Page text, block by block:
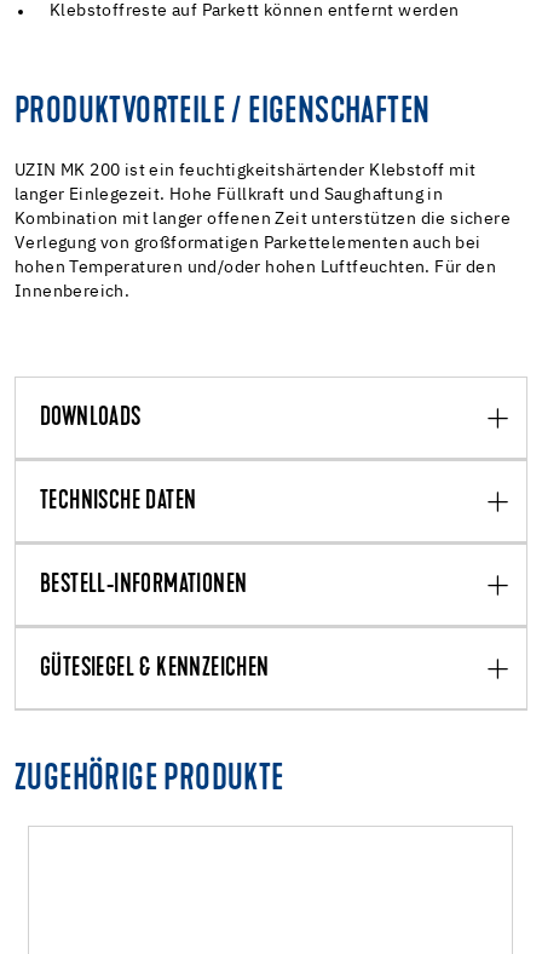
Klebstoffreste auf Parkett können entfernt werden
PRODUKTVORTEILE / EIGENSCHAFTEN
UZIN MK 200 ist ein feuchtigkeitshärtender Klebstoff mit
langer Einlegezeit. Hohe Füllkraft und Saughaftung in
Kombination mit langer offenen Zeit unterstützen die sichere
Verlegung von großformatigen Parkettelementen auch bei
hohen Temperaturen und/oder hohen Luftfeuchten. Für den
Innenbereich.
DOWNLOADS
TECHNISCHE DATEN
BESTELL-INFORMATIONEN
GÜTESIEGEL & KENNZEICHEN
ZUGEHÖRIGE PRODUKTE